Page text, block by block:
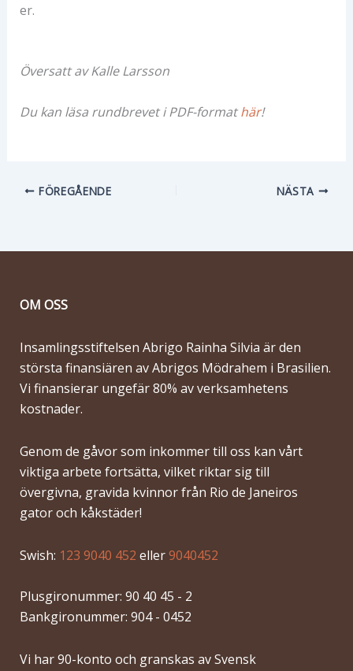
er.
Översatt av Kalle Larsson
Du kan läsa rundbrevet i PDF-formathär!
FÖREGÅENDE NÄSTA
OM OSS
Insamlingsstiftelsen Abrigo Rainha Silvia är den
största finansiären av Abrigos Mödrahem i Brasilien.
Vi finansierar ungefär 80% av verksamhetens
kostnader.
Genom de gåvor som inkommer till oss kan vårt
viktiga arbete fortsätta, vilket riktar sig till
övergivna, gravida kvinnor från Rio de Janeiros
gator och kåkstäder!
Swish: 123 9040 452 eller9040452
Plusgironummer: 90 40 45 - 2
Bankgironummer: 904 - 0452
Vi har 90-konto och granskas av Svensk